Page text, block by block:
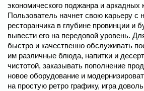
экономического поджанра и аркадных
Пользователь начнет свою карьеру с
ресторанчика в глубине провинции и
вывести его на передовой уровень.
быстро и качественно обслуживать
им различные блюда, напитки и
чистотой, заказывать пополнение
новое оборудование и
на простую ретро графику, игра